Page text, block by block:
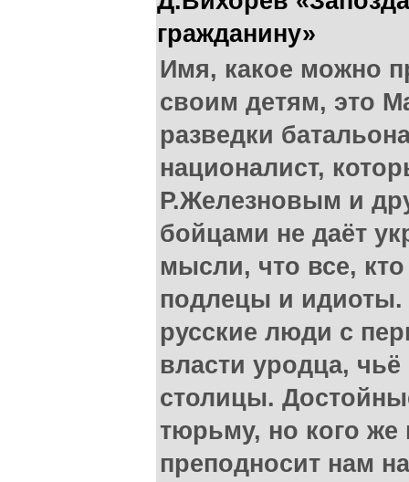
гражданину»
Имя, какое можно
своим детям, это
разведки
националист,
Р.Железновым и
бойцами не даёт
мысли, что все,
подлецы и идиоты.
русские люди с
власти уродца,
столицы.
тюрьму, но кого же
преподносит нам